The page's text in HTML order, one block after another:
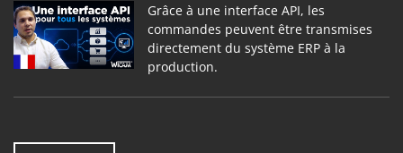
Grâce à une interface API, les
commandes peuvent être transmises
directement du système ERP à la
production.